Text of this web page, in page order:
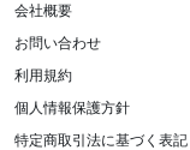
会社概要
お問い合わせ
利用規約
個人情報保護方針
特定商取引法に基づく表記